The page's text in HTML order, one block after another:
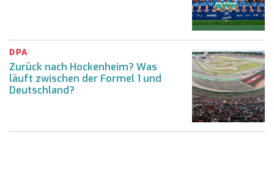
DPA
Zurück nach Hockenheim? Was
läuft zwischen der Formel 1 und
Deutschland?